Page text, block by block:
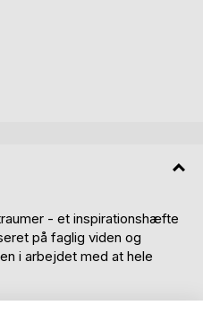
- et inspirationshæfte
på faglig viden og
i arbejdet med at hele